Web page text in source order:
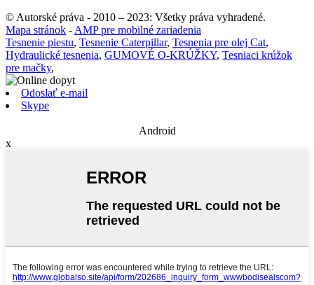
© Autorské práva - 2010 – 2023: Všetky práva vyhradené.
Mapa stránok - AMP pre mobilné zariadenia
Tesnenie piestu, Tesnenie Caterpillar, Tesnenia pre olej Cat,
Hydraulické tesnenia, GUMOVÉ O-KRÚŽKY, Tesniaci krúžok
pre mačky,
Odoslať e-mail
Skype
Android
x